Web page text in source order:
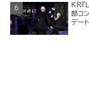
KR『
部コ
デー